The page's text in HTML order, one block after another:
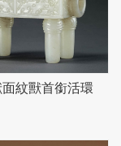
紋獸首銜活環